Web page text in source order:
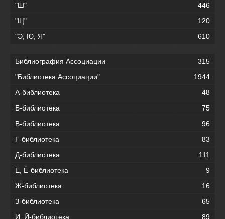
"Ш"
446
"Щ"
120
"Э, Ю, Я"
610
Библиография Ассоциации
315
"Библиотека Ассоциации"
1944
А-библиотека
48
Б-библиотека
75
В-библиотека
96
Г-библиотека
83
Д-библиотека
111
Е, Ё-библиотека
9
Ж-библиотека
16
З-библиотека
65
И, Й-библиотека
89